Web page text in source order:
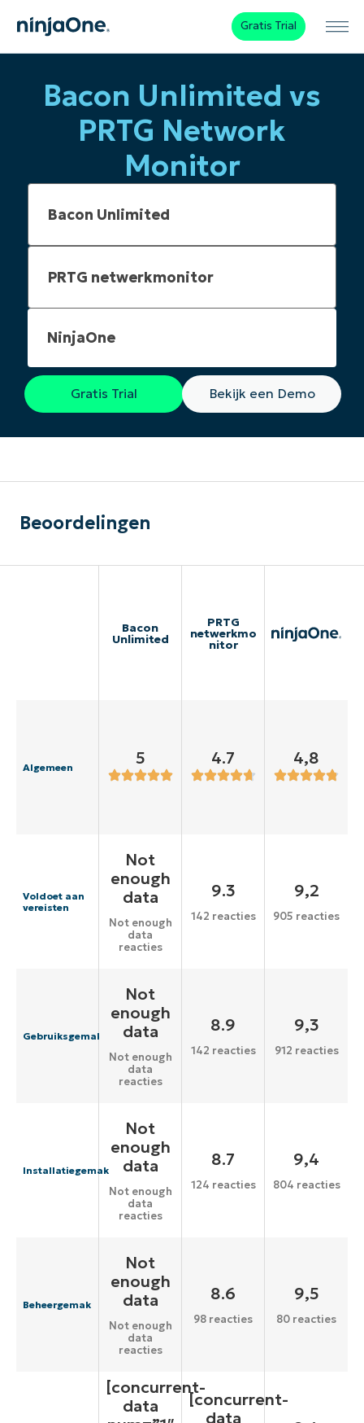
Gratis Trial
Bacon Unlimited vs
PRTG Network
Monitor
NinjaOne
Gratis Trial Bekijk een Demo
Beoordelingen
Bacon
Unlimited
PRTG
netwerkmo
nitor
Algemeen 5 4.7 4,8
Voldoet aan
vereisten
Not
enough
data
Not enough
data
reacties
9.3
142 reacties
9,2
905 reacties
Gebruiksgemak
Not
enough
data
Not enough
data
reacties
8.9
142 reacties
9,3
912 reacties
Installatiegemak
Not
enough
data
Not enough
data
reacties
8.7
124 reacties
9,4
804 reacties
Beheergemak
Not
enough
data
Not enough
data
reacties
8.6
98 reacties
9,5
80 reacties
[concurrent-
data
[concurrent-
data